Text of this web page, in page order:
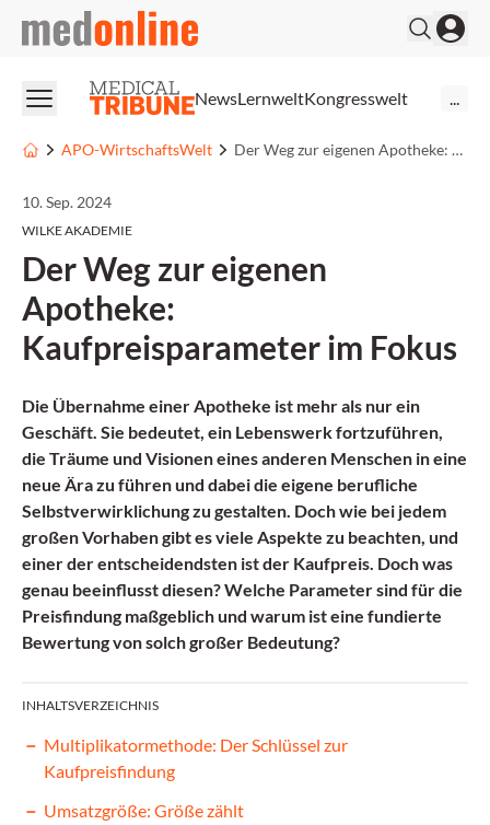
medonline
NewsLernweltKongresswelt
APO-WirtschaftsWelt Der Weg zur eigenen Apotheke: Kaufpreisparameter im Fokus
10. Sep. 2024
WILKE AKADEMIE
Der Weg zur eigenen
Apotheke:
Kaufpreisparameter im Fokus
Die Übernahme einer Apotheke ist mehr als nur ein
Geschäft. Sie bedeutet, ein Lebenswerk fortzuführen,
die Träume und Visionen eines anderen Menschen in eine
neue Ära zu führen und dabei die eigene berufliche
Selbstverwirklichung zu gestalten. Doch wie bei jedem
großen Vorhaben gibt es viele Aspekte zu beachten, und
einer der entscheidendsten ist der Kaufpreis. Doch was
genau beeinflusst diesen? Welche Parameter sind für die
Preisfindung maßgeblich und warum ist eine fundierte
Bewertung von solch großer Bedeutung?
INHALTSVERZEICHNIS
Multiplikatormethode: Der Schlüssel zur
Kaufpreisfindung
Umsatzgröße: Größe zählt